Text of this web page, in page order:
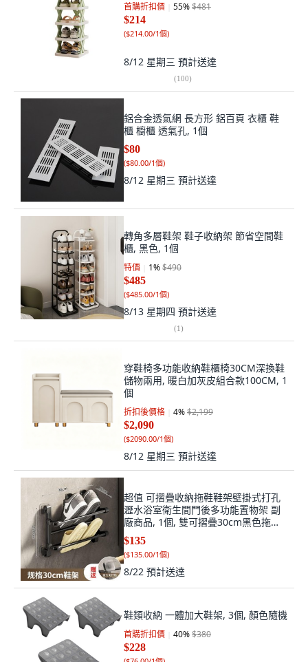
首購折扣價 55%$481
$214
($214.00/1個)
8/12 星期三 預計送達
(100)
鋁合金透氣網 長方形 鋁百頁 衣櫃 鞋
櫃 櫥櫃 透氣孔, 1個
$80
($80.00/1個)
8/12 星期三 預計送達
轉角多層鞋架 鞋子收納架 節省空間鞋
櫃, 黑色, 1個
特價 1%$490
$485
($485.00/1個)
8/13 星期四 預計送達
(1)
穿鞋椅多功能收納鞋櫃椅30CM深換鞋
儲物兩用, 暖白加灰皮組合款100CM, 1
個
折扣後價格 4%$2,199
$2,090
($2090.00/1個)
8/12 星期三 預計送達
超值 可摺疊收納拖鞋鞋架壁掛式打孔
瀝水浴室衛生間門後多功能置物架 副
廠商品, 1個, 雙可摺疊30cm黑色拖鞋
架
$135
($135.00/1個)
8/22 預計送達
鞋類收納 一體加大鞋架, 3個, 顏色隨機
首購折扣價 40%$380
$228